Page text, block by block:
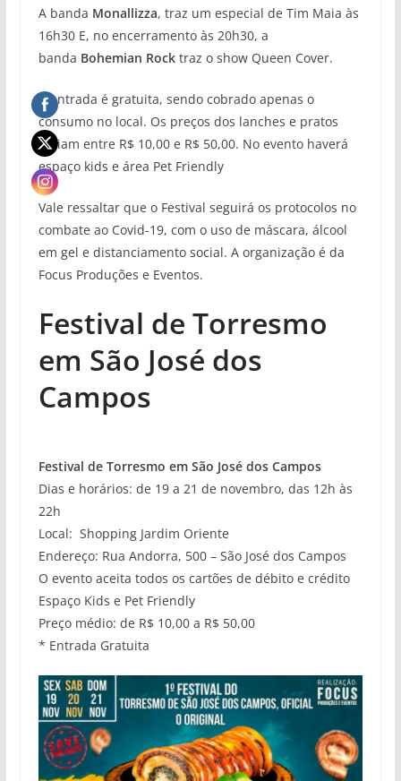
A banda Monallizza, traz um especial de Tim Maia às
16h30 E, no encerramento às 20h30, a
banda Bohemian Rocktraz o show Queen Cover.
A entrada é gratuita, sendo cobrado apenas o
consumo no local. Os preços dos lanches e pratos
variam entre R$ 10,00 e R$ 50,00. No evento haverá
espaço kids e área Pet Friendly
Vale ressaltar que o Festival seguirá os protocolos no
combate ao Covid-19, com o uso de máscara, álcool
em gel e distanciamento social. A organização é da
Focus Produções e Eventos.
Festival de Torresmo
em São José dos
Campos
Festival de Torresmo em São José dos Campos
Dias e horários: de 19 a 21 de novembro, das 12h às
22h
Local: Shopping Jardim Oriente
Endereço: Rua Andorra, 500 – São José dos Campos
O evento aceita todos os cartões de débito e crédito
Espaço Kids e Pet Friendly
Preço médio: de R$ 10,00 a R$ 50,00
* Entrada Gratuita